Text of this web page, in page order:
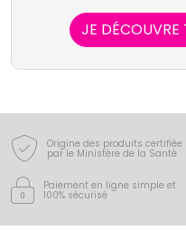
JE DÉCOUVRE
Origine des produits certifiée
par le Ministère de la Santé
Paiement en ligne simple et
100% sécurisé